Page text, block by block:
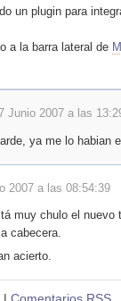
un plugin para
a la barra lateral de
Junio 2007 a las
ya me lo habian
2007 a las 08:54:39
muy chulo el nuevo
cabecera.
acierto.